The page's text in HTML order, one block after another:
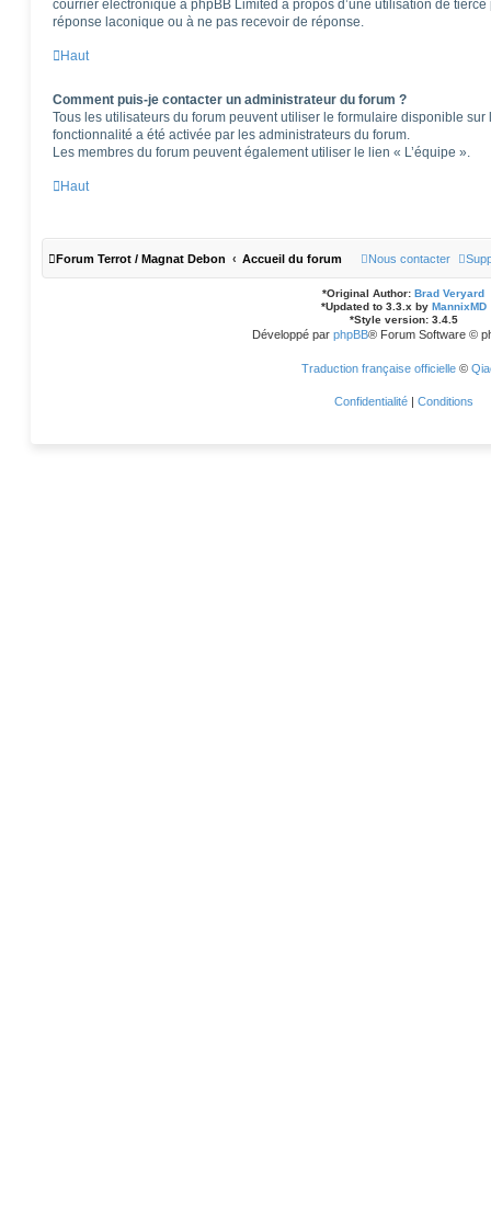
courrier électronique à phpBB Limited à propos d’une utilisation de
réponse laconique ou à ne pas recevoir de réponse.
Haut
Comment puis-je contacter un administrateur du forum ?
Tous les utilisateurs du forum peuvent utiliser le formulaire disponible
fonctionnalité a été activée par les administrateurs du forum.
Les membres du forum peuvent également utiliser le lien « L’équipe ».
Haut
Forum Terrot / Magnat Debon Accueil du forum Nous contacter
*Original Author: Brad Veryard
*Updated to 3.3.x by MannixMD
*Style version: 3.4.5
Développé par phpBB® Forum Software ©
Traduction française officielle©
Confidentialité | Conditions